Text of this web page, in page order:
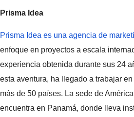
Prisma Idea
Prisma Idea es una agencia de
enfoque en proyectos a escala
experiencia obtenida durante sus 24
esta aventura, ha llegado a trabajar
más de 50 países. La sede de
encuentra en Panamá, donde lleva